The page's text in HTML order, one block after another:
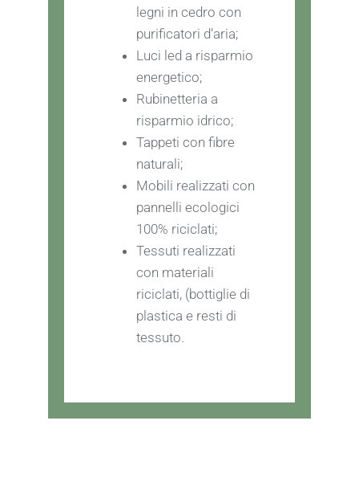
legni in cedro con
purificatori d’aria;
Luci led a risparmio
energetico;
Rubinetteria a
risparmio idrico;
Tappeti con fibre
naturali;
Mobili realizzati con
pannelli ecologici
100% riciclati;
Tessuti realizzati
con materiali
riciclati, (bottiglie di
plastica e resti di
tessuto.